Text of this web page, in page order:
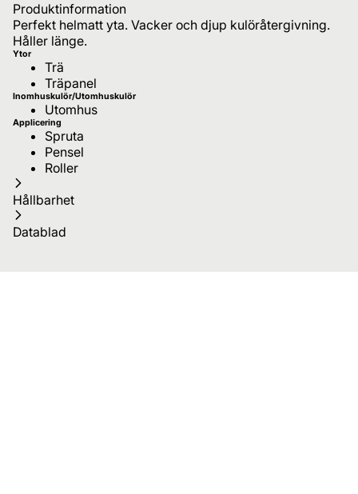
Produktinformation
Perfekt helmatt yta. Vacker och djup kulöråtergivning.
Håller länge.
Ytor
Trä
Träpanel
Inomhuskulör/Utomhuskulör
Utomhus
Applicering
Spruta
Pensel
Roller
Hållbarhet
Datablad